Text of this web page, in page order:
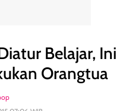
Belajar, Ini
Orangtua